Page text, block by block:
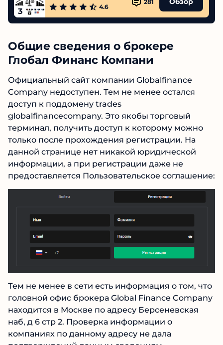
3
Velrix
4.6
Обзор
Общие сведения о брокере
Официальный сайт компании Globalfinance
Company недоступен. Тем не менее остался
доступ к поддомену trades
globalfinancecompany. Это якобы торговый
терминал, получить доступ к которому можно
только после прохождения регистрации. На
данной странице нет никакой юридической
информации, а при регистрации даже не
предоставляется Пользовательское
соглашение:
Тем не менее в сети есть информация о том,
что головной офис брокера Global Finance
Company находится в Москве по адресу
Берсеневская наб, д 6 стр 2. Проверка